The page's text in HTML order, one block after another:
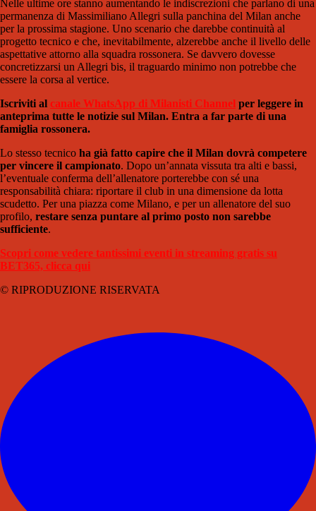
Nelle ultime ore stanno aumentando le indiscrezioni che parlano di una
permanenza di Massimiliano Allegri sulla panchina del Milan anche
per la prossima stagione. Uno scenario che darebbe continuità al
progetto tecnico e che, inevitabilmente, alzerebbe anche il livello delle
aspettative attorno alla squadra rossonera. Se davvero dovesse
concretizzarsi un Allegri bis, il traguardo minimo non potrebbe che
essere la corsa al vertice.
Iscriviti al canale WhatsApp di Milanisti Channel per leggere in
anteprima tutte le notizie sul Milan. Entra a far parte di una
famiglia rossonera.
Lo stesso tecnico ha già fatto capire che il Milan dovrà competere
per vincere il campionato. Dopo un’annata vissuta tra alti e bassi,
l’eventuale conferma dell’allenatore porterebbe con sé una
responsabilità chiara: riportare il club in una dimensione da lotta
scudetto. Per una piazza come Milano, e per un allenatore del suo
profilo, restare senza puntare al primo posto non sarebbe
sufficiente.
Scopri come vedere tantissimi eventi in streaming gratis su
BET365, clicca qui
© RIPRODUZIONE RISERVATA